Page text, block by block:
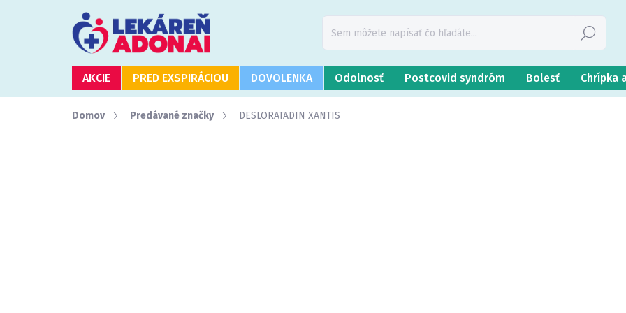
Hľadať
AKCIE PRED EXSPIRÁCIOU DOVOLENKA Odolnosť Postcovid syndróm Bolesť Chrípka
Domov Predávané značky DESLORATADIN XANTIS